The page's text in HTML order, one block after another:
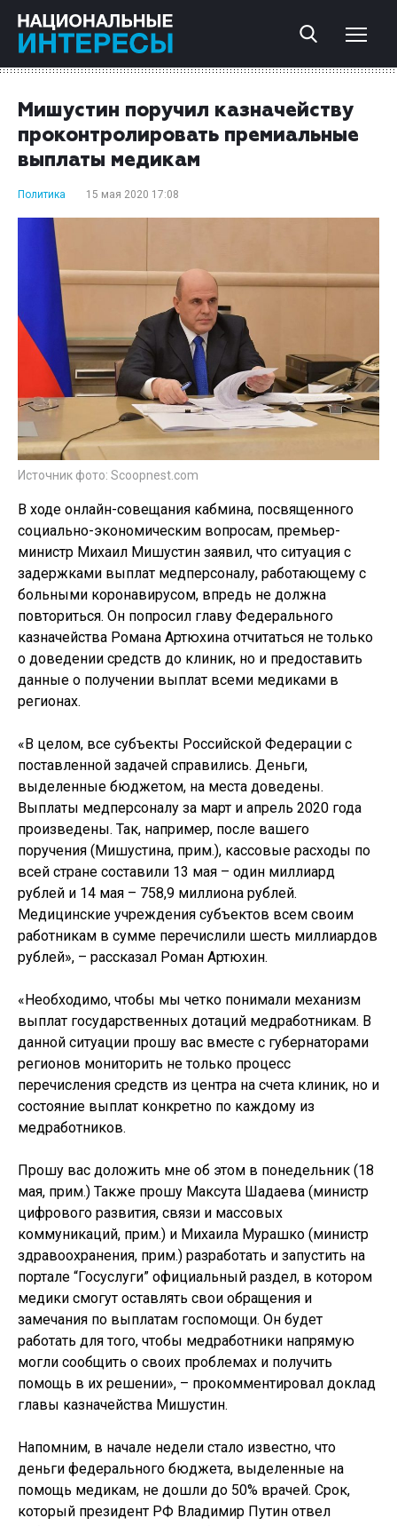
Мишустин поручил казначейству
проконтролировать премиальные
выплаты медикам
Политика 15 мая 2020 17:08
Источник фото: Scoopnest.com
В ходе онлайн-совещания кабмина, посвященного
социально-экономическим вопросам, премьер-
министр Михаил Мишустин заявил, что ситуация с
задержками выплат медперсоналу, работающему с
больными коронавирусом, впредь не должна
повториться. Он попросил главу Федерального
казначейства Романа Артюхина отчитаться не только
о доведении средств до клиник, но и предоставить
данные о получении выплат всеми медиками в
регионах.
«В целом, все субъекты Российской Федерации с
поставленной задачей справились. Деньги,
выделенные бюджетом, на места доведены.
Выплаты медперсоналу за март и апрель 2020 года
произведены. Так, например, после вашего
поручения (Мишустина, прим.), кассовые расходы по
всей стране составили 13 мая – один миллиард
рублей и 14 мая – 758,9 миллиона рублей.
Медицинские учреждения субъектов всем своим
работникам в сумме перечислили шесть миллиардов
рублей», – рассказал Роман Артюхин.
«Необходимо, чтобы мы четко понимали механизм
выплат государственных дотаций медработникам. В
данной ситуации прошу вас вместе с губернаторами
регионов мониторить не только процесс
перечисления средств из центра на счета клиник, но и
состояние выплат конкретно по каждому из
медработников.
Прошу вас доложить мне об этом в понедельник (18
мая, прим.) Также прошу Максута Шадаева (министр
цифрового развития, связи и массовых
коммуникаций, прим.) и Михаила Мурашко (министр
здравоохранения, прим.) разработать и запустить на
портале “Госуслуги” официальный раздел, в котором
медики смогут оставлять свои обращения и
замечания по выплатам госпомощи. Он будет
работать для того, чтобы медработники напрямую
могли сообщить о своих проблемах и получить
помощь в их решении», – прокомментировал доклад
главы казначейства Мишустин.
Напомним, в начале недели стало известно, что
деньги федерального бюджета, выделенные на
помощь медикам, не дошли до 50% врачей. Срок,
который президент РФ Владимир Путин отвел